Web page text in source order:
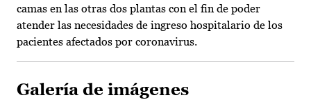
camas en las otras dos plantas con el fin de poder
atender las necesidades de ingreso hospitalario de los
pacientes afectados por coronavirus.
Galería de imágenes